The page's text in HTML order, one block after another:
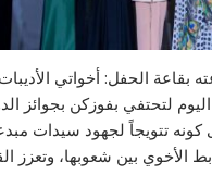
الحفل: أخواتي
لتحتفي بفوزكن بجوائز
تتويجاً لجهود سيدات
الأخوي بين شعوبها، وتعزز